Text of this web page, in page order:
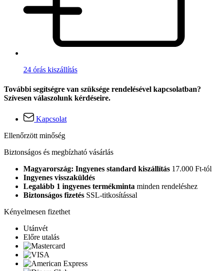
24 órás kiszállítás
További segítségre van szüksége rendelésével kapcsolatban?
Szívesen válaszolunk kérdéseire.
Kapcsolat
Ellenőrzött minőség
Biztonságos és megbízható vásárlás
Magyarország: Ingyenes standard kiszállítás 17.000 Ft-tól
Ingyenes visszaküldés
Legalább 1 ingyenes termékminta minden rendeléshez
Biztonságos fizetés SSL-titkosítással
Kényelmesen fizethet
Utánvét
Előre utalás